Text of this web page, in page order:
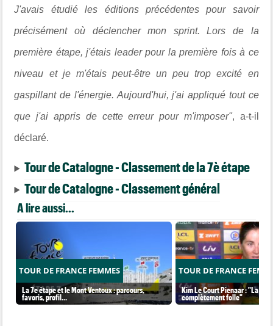
J'avais étudié les éditions précédentes pour savoir
précisément où déclencher mon sprint. Lors de la
première étape, j'étais leader pour la première fois à ce
niveau et je m'étais peut-être un peu trop excité en
gaspillant de l'énergie. Aujourd'hui, j'ai appliqué tout ce
que j'ai appris de cette erreur pour m'imposer", a-t-il
déclaré.
Tour de Catalogne - Classement de la 7è étape
Tour de Catalogne - Classement général
A lire aussi...
TOUR DE FRANCE FEMMES
La 7e étape et le Mont Ventoux : parcours,
favoris, profil…
TOUR DE FRANCE
Kim Le Court Pienaar : "La
complètement folle"